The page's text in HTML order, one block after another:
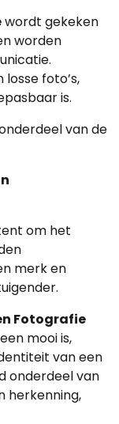
wordt gekeken
worden
foto’s,
is.
van de
om het
merk en
Fotografie
mooi is,
van een
onderdeel van
herkenning,